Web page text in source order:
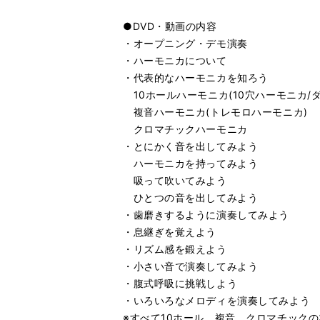
●DVD・動画の内容
・オープニング・デモ演奏
・ハーモニカについて
・代表的なハーモニカを知ろう
10ホールハーモニカ(10穴ハーモニカ/
複音ハーモニカ(トレモロハーモニカ)
クロマチックハーモニカ
・とにかく音を出してみよう
ハーモニカを持ってみよう
吸って吹いてみよう
ひとつの音を出してみよう
・歯磨きするように演奏してみよう
・息継ぎを覚えよう
・リズム感を鍛えよう
・小さい音で演奏してみよう
・腹式呼吸に挑戦しよう
・いろいろなメロディを演奏してみよう
※すべて10ホール、複音、クロマチック